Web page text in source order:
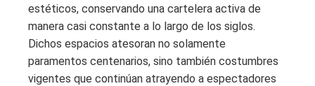
estéticos, conservando una cartelera activa de
manera casi constante a lo largo de los siglos.
Dichos espacios atesoran no solamente
paramentos centenarios, sino también costumbres
vigentes que continúan atrayendo a espectadores